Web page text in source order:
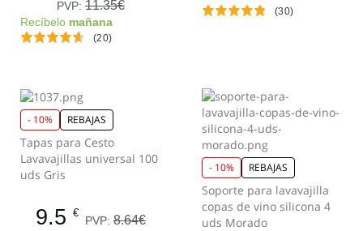
PVP: 11.35€
Recíbelo mañana
(20)
(30)
- 10% REBAJAS
Tapas para Cesto
Lavavajillas universal 100
uds Gris
9.5 €
PVP: 8.64€
- 10% REBAJAS
Soporte para lavavajilla
copas de vino silicona 4
uds Morado